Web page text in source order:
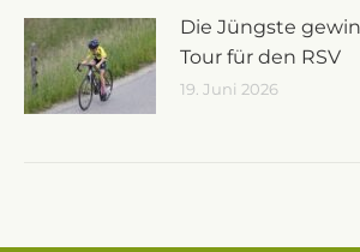
Die Jüngste
Tour für den RSV
19. Juni 2026